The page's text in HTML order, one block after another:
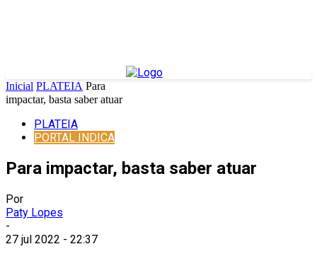
Inicial PLATEIA Para
impactar, basta saber atuar
PLATEIA
PORTAL INDICA
Para impactar, basta saber atuar
Por
Paty Lopes
-
27 jul 2022 - 22:37